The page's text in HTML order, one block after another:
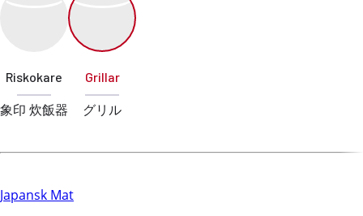
Riskokare
象印 炊飯器
Grillar
グリル
Japansk Mat